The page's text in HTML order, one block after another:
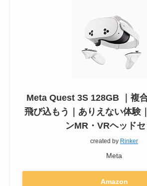
Meta Quest 3S 128GB ｜複
飛び込もう｜ありえない体験
ンMR・VRヘッドセ
created by Rinker
Meta
Amazon